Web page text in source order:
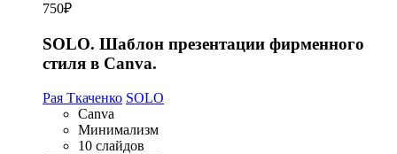
750₽
SOLO. Шаблон презентации фирменного
стиля в Canva.
Рая Ткаченко SOLO
Canva
Минимализм
10 слайдов